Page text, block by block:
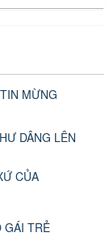
MỪNG
DÂNG LÊN
CỦA
GÁI TRẺ